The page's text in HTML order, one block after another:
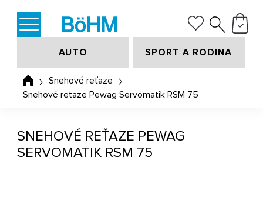
AUTO SPORT A RODINA
Snehové reťaze
Snehové reťaze Pewag Servomatik RSM 75
SNEHOVÉ REŤAZE PEWAG
SERVOMATIK RSM 75